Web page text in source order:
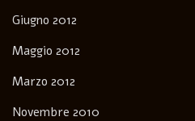
Giugno 2012
Maggio 2012
Marzo 2012
Novembre 2010